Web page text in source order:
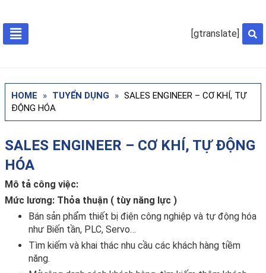
[gtranslate]
HOME » TUYỂN DỤNG » SALES ENGINEER – CƠ KHÍ, TỰ
ĐỘNG HÓA
SALES ENGINEER – CƠ KHÍ, TỰ ĐỘNG
HÓA
Mô tả công việc:
Mức lương: Thỏa thuận ( tùy năng lực )
Bán sản phẩm thiết bị điện công nghiệp và tự động hóa
như Biến tần, PLC, Servo…
Tìm kiếm và khai thác nhu cầu các khách hàng tiềm
năng.